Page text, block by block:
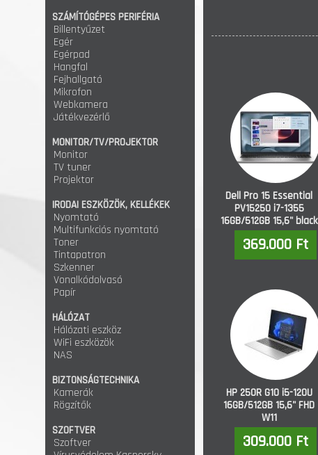
SZÁMÍTÓGÉPES PERIFÉRIA
Billentyűzet
Egér
Egérpad
Hangfal
Fejhallgató
Mikrofon
Webkamera
Játékvezérlő
MONITOR/TV/PROJEKTOR
Monitor
TV tuner
Projektor
IRODAI ESZKÖZÖK, KELLÉKEK
Nyomtató
Multifunkciós nyomtató
Toner
Tintapatron
Szkenner
Vonalkódolvasó
Papír
HÁLÓZAT
Hálózati eszköz
WiFi eszközök
NAS
BIZTONSÁGTECHNIKA
Kamerák
Rögzítők
SZOFTVER
Szoftver
Dell Pro 15 Essential
PV15250 i7-1355
16GB/512GB 15,6" black
369.000 Ft
HP 250R G10 i5-120U
16GB/512GB 15,6" FHD
W11
309.000 Ft